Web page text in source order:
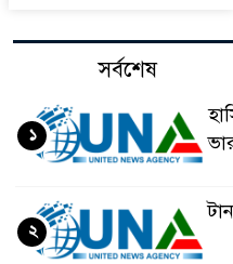
সর্বশেষ
১
২